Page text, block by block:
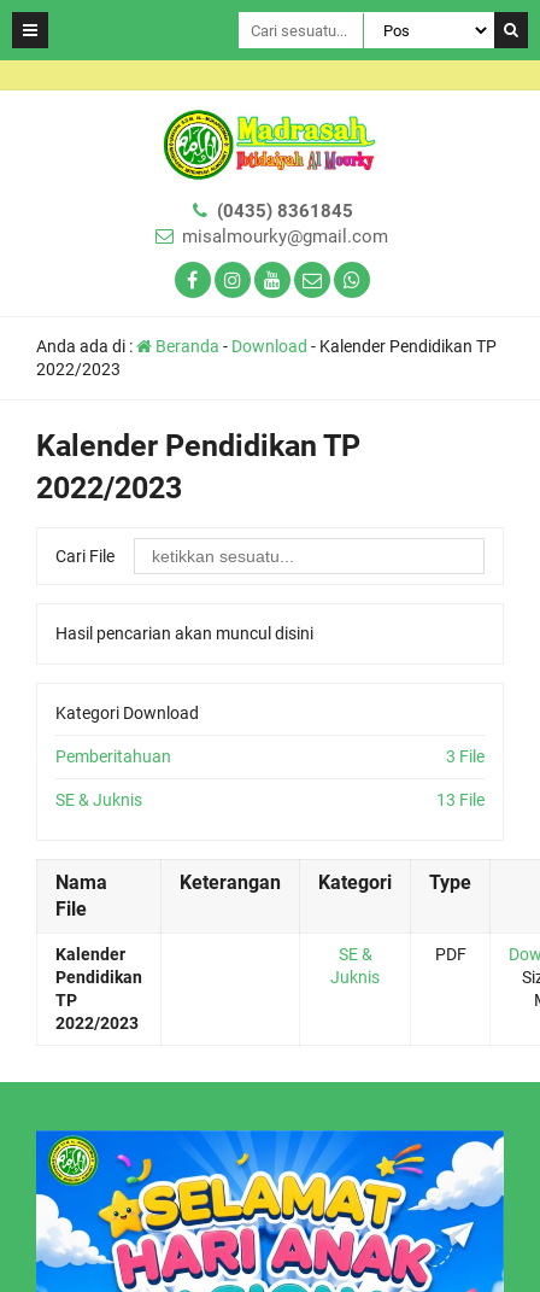
(0435) 8361845
misalmourky@gmail.com
Anda ada di : Beranda - Download - Kalender Pendidikan TP
2022/2023
Kalender Pendidikan TP
2022/2023
Cari File
Hasil pencarian akan muncul disini
Kategori Download
Pemberitahuan 3 File
SE & Juknis 13 File
Nama
File
Keterangan Kategori Type
Kalender
Pendidikan
TP
2022/2023
SE &
Juknis
PDF